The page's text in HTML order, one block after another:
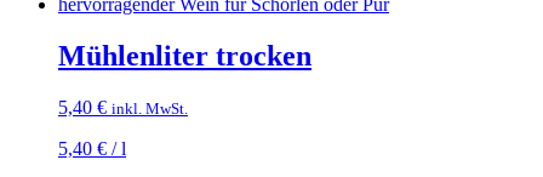
Mühlenliter trocken
5,40 € inkl. MwSt.
5,40 € /l